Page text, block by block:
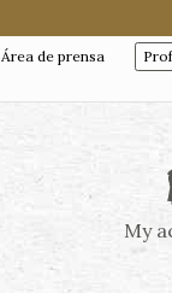
Área de prensa
My